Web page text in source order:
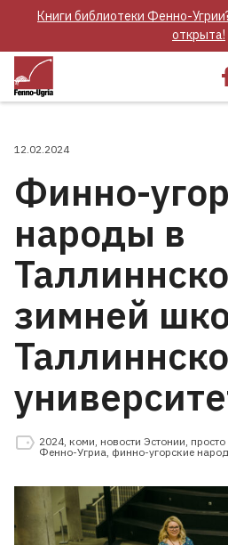
Книги библиотеки Фенно-
открыта!
12.02.2024
Финно-
народы в
зимней
2024, коми, новости Эстонии,
Фенно-Угриа, финно-угорские